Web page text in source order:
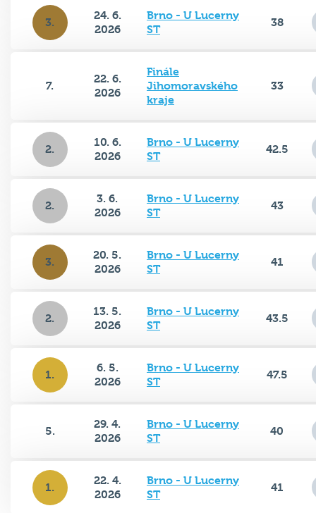
3.
24. 6.
2026
Brno - U Lucerny
ST
38
7.
22. 6.
2026
Finále
Jihomoravského
kraje
33
2.
10. 6.
2026
Brno - U Lucerny
ST
42.5
2.
3. 6.
2026
Brno - U Lucerny
ST
43
3.
20. 5.
2026
Brno - U Lucerny
ST
41
2.
13. 5.
2026
Brno - U Lucerny
ST
43.5
1.
6. 5.
2026
Brno - U Lucerny
ST
47.5
5.
29. 4.
2026
Brno - U Lucerny
ST
40
1.
22. 4.
2026
Brno - U Lucerny
ST
41